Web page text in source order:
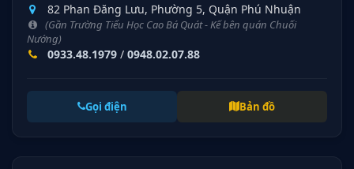
82 Phan Đăng Lưu, Phường 5, Quận Phú Nhuận
(Gần Trường Tiểu Học Cao Bá Quát - Kế bên quán Chuối
Nướng)
0933.48.1979 / 0948.02.07.88
Gọi điện Bản đồ